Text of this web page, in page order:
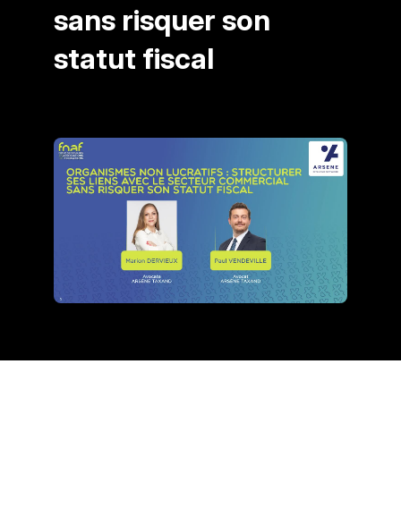
sans risquer son
statut fiscal